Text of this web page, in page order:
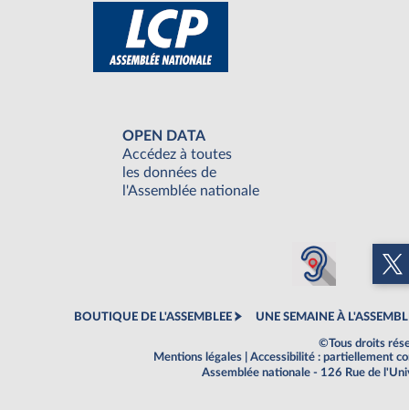
OPEN DATA
Accédez à toutes
les données de
l'Assemblée nationale
BOUTIQUE DE L'ASSEMBLEE UNE SEMAINE À
©Tous droits
Mentions légales
Accessibilité : partiellement
Assemblée nationale - 126 Rue de